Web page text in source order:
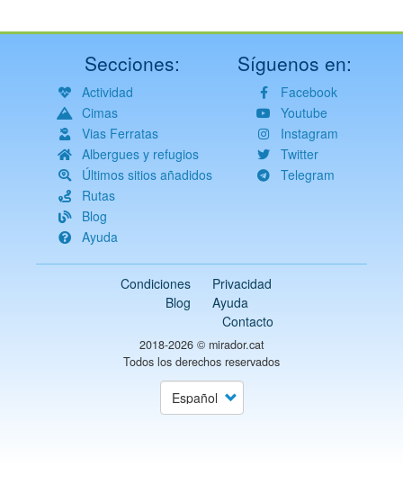
Secciones:
Actividad
Cimas
Vias Ferratas
Albergues y refugios
Últimos sitios añadidos
Rutas
Blog
Ayuda
Síguenos en:
Facebook
Youtube
Instagram
Twitter
Telegram
Condiciones
Privacidad
Blog
Ayuda
Contacto
2018-2026 © mirador.cat
Todos los derechos reservados
Select
your